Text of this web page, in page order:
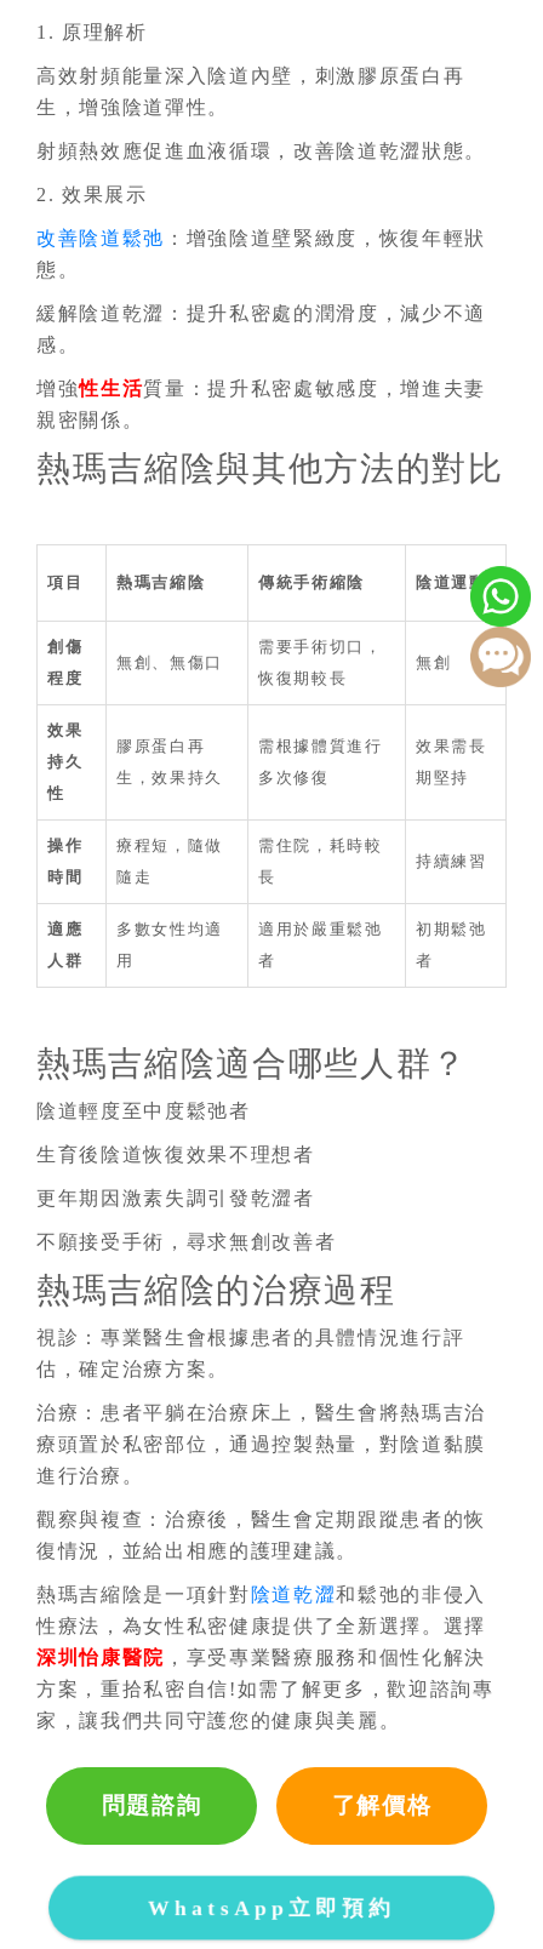
1. 原理解析
高效射頻能量深入陰道內壁，刺激膠原蛋白再
生，增強陰道彈性。
射頻熱效應促進血液循環，改善陰道乾澀狀態。
2. 效果展示
改善陰道鬆弛 ：增強陰道壁緊緻度，恢復年輕狀
態。
緩解陰道乾澀：提升私密處的潤滑度，減少不適
感。
增強性生活質量：提升私密處敏感度，增進夫妻
親密關係。
熱瑪吉縮陰與其他方法的對比
項目 熱瑪吉縮陰 傳統手術縮陰 陰道運動
創傷
程度
無創、無傷口
需要手術切口，
恢復期較長
無創
效果
持久
性
膠原蛋白再
生，效果持久
需根據體質進行
多次修復
效果需長
期堅持
操作
時間
療程短，隨做
隨走
需住院，耗時較
長
持續練習
適應
人群
多數女性均適
用
適用於嚴重鬆弛
者
初期鬆弛
者
熱瑪吉縮陰適合哪些人群？
陰道輕度至中度鬆弛者
生育後陰道恢復效果不理想者
更年期因激素失調引發乾澀者
不願接受手術，尋求無創改善者
熱瑪吉縮陰的治療過程
視診：專業醫生會根據患者的具體情況進行評
估，確定治療方案。
治療：患者平躺在治療床上，醫生會將熱瑪吉治
療頭置於私密部位，通過控製熱量，對陰道黏膜
進行治療。
觀察與複查：治療後，醫生會定期跟蹤患者的恢
復情況，並給出相應的護理建議。
熱瑪吉縮陰是一項針對 陰道乾澀和鬆弛的非侵入
性療法，為女性私密健康提供了全新選擇。選擇
深圳怡康醫院 ，享受專業醫療服務和個性化解決
方案，重拾私密自信!如需了解更多，歡迎諮詢專
家，讓我們共同守護您的健康與美麗。
問題諮詢 了解價格
WhatsApp立即預約